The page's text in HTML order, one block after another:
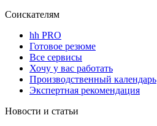
Соискателям
hh PRO
Готовое резюме
Все сервисы
Хочу у вас работать
Производственный календарь
Экспертная рекомендация
Новости и статьи